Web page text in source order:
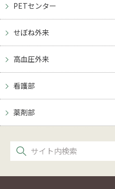
PETセンター
せぼね外来
高血圧外来
看護部
薬剤部